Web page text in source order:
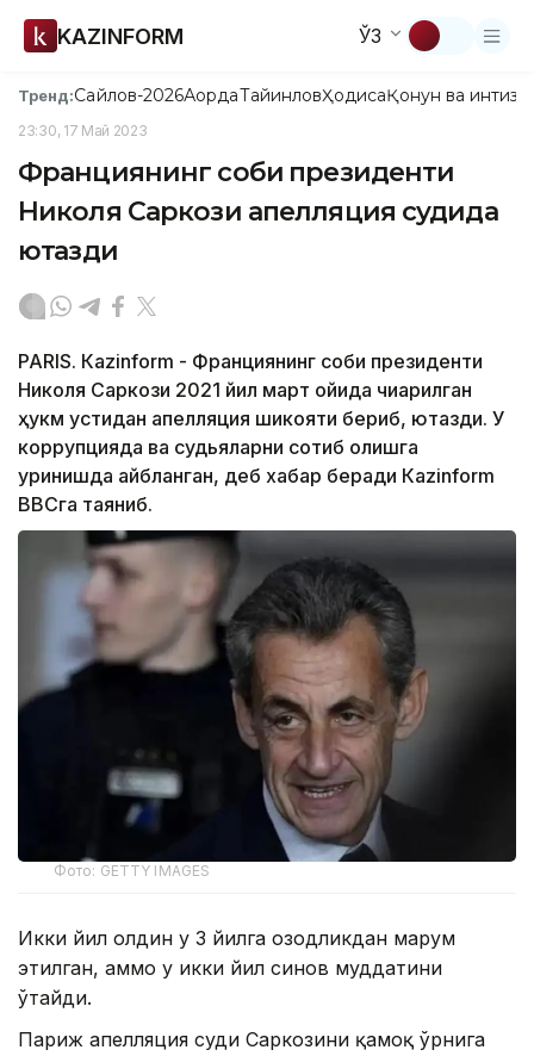
KAZINFORM ЎЗ
Тренд:Сайлов-2026АқордаТайинловҲодисаҚонун ва
23:30, 17 Май 2023
Франциянинг собиқ президенти
Николя Саркози апелляция судида
ютқазди
PARIS. Кazinform - Франциянинг собиқ президенти
Николя Саркози 2021 йил март ойида чиқарилган
ҳукм устидан апелляция шикояти бериб, ютқазди. У
коррупцияда ва судьяларни сотиб олишга
уринишда айбланган, деб хабар беради Кazinform
BBCга таяниб.
Фото: GETTY IMAGES
Икки йил олдин у 3 йилга озодликдан маҳрум
этилган, аммо у икки йил синов муддатини
ўтайди.
Париж апелляция суди Саркозини қамоқ ўрнига